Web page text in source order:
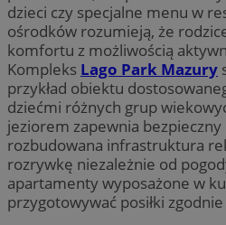
dzieci czy specjalne menu w
ośrodków rozumieją, że
komfortu z możliwością
Kompleks Lago Park Mazury
przykład obiektu
dziećmi różnych grup
jeziorem zapewnia
rozbudowana infrastruktura
rozrywkę niezależnie od
apartamenty wyposażone w
przygotowywać posiłki